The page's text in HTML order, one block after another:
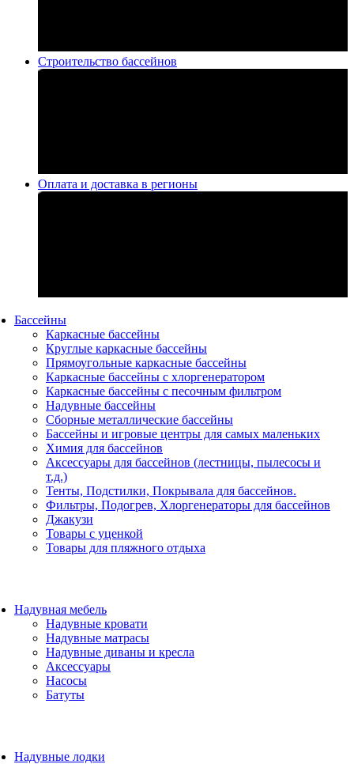
Строительство бассейнов
Оплата и доставка в регионы
Бассейны
Каркасные бассейны
Круглые каркасные бассейны
Прямоугольные каркасные бассейны
Каркасные бассейны с хлоргенератором
Каркасные бассейны с песочным фильтром
Надувные бассейны
Сборные металлические бассейны
Бассейны и игровые центры для самых маленьких
Химия для бассейнов
Аксессуары для бассейнов (лестницы, пылесосы и
т.д.)
Тенты, Подстилки, Покрывала для бассейнов.
Фильтры, Подогрев, Хлоргенераторы для бассейнов
Джакузи
Товары с уценкой
Товары для пляжного отдыха
Надувная мебель
Надувные кровати
Надувные матрасы
Надувные диваны и кресла
Аксессуары
Насосы
Батуты
Надувные лодки